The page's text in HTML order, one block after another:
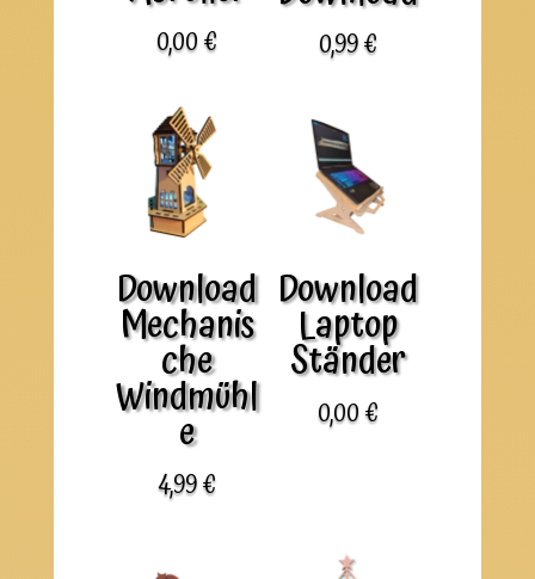
0,00€ 0,99€
Download
Mechanis
che
Windmühl
e
4,99€
Download
Laptop
Ständer
0,00€